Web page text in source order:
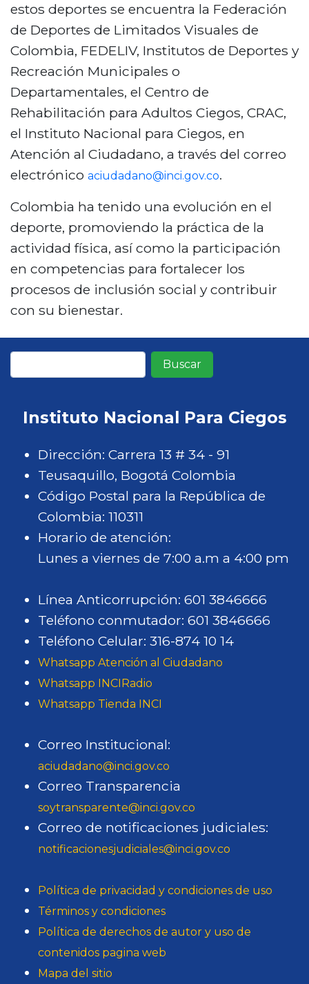
estos deportes se encuentra la Federación
de Deportes de Limitados Visuales de
Colombia, FEDELIV, Institutos de Deportes y
Recreación Municipales o
Departamentales, el Centro de
Rehabilitación para Adultos Ciegos, CRAC,
el Instituto Nacional para Ciegos, en
Atención al Ciudadano, a través del correo
electrónico aciudadano@inci.gov.co.
Colombia ha tenido una evolución en el
deporte, promoviendo la práctica de la
actividad física, así como la participación
en competencias para fortalecer los
procesos de inclusión social y contribuir
con su bienestar.
Instituto Nacional Para Ciegos
Dirección: Carrera 13 # 34 - 91
Teusaquillo, Bogotá Colombia
Código Postal para la República de
Colombia: 110311
Horario de atención:
Lunes a viernes de 7:00 a.m a 4:00 pm
Línea Anticorrupción: 601 3846666
Teléfono conmutador: 601 3846666
Teléfono Celular: 316-874 10 14
Whatsapp Atención al Ciudadano
Whatsapp INCIRadio
Whatsapp Tienda INCI
Correo Institucional:
aciudadano@inci.gov.co
Correo Transparencia
soytransparente@inci.gov.co
Correo de notificaciones judiciales:
notificacionesjudiciales@inci.gov.co
Política de privacidad y condiciones de uso
Términos y condiciones
Política de derechos de autor y uso de
contenidos pagina web
Mapa del sitio